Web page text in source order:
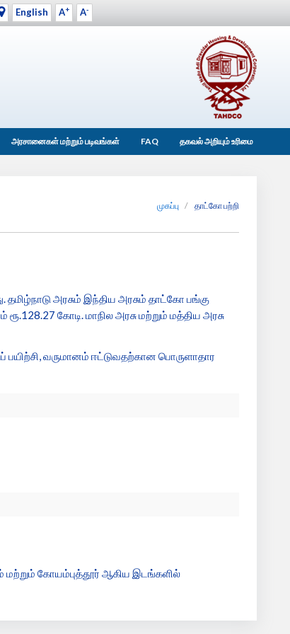
English A+ A-
அரசானைகள் மற்றும் படிவங்கள் FAQ தகவல் அறியும் உரிமை
முகப்பு தாட்கோ பற்றி
அரசும் இந்திய அரசும் தாட்கோ பங்கு
கோடி. மாநில அரசு மற்றும் மத்திய அரசு
பயிற்சி, வருமானம் ஈட்டுவதற்கான பொருளாதார
மற்றும் கோயம்புத்தூர் ஆகிய இடங்களில்